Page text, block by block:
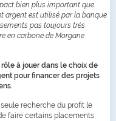
bien plus important que
argent est utilisé par la banque
pas toujours très
en carbone de Morgane
rôle à jouer dans le choix de
pour financer des projets
recherche du profit le
faire certains placements